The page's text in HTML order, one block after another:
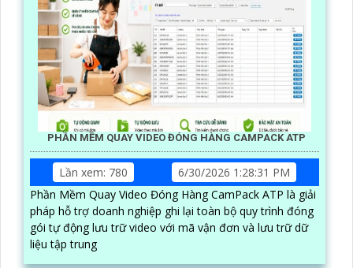
PHẦN MỀM QUAY VIDEO ĐÓNG HÀNG CAMPACK ATP
Lần xem: 780
6/30/2026 1:28:31 PM
Phần Mềm Quay Video Đóng Hàng CamPack ATP là giải
pháp hỗ trợ doanh nghiệp ghi lại toàn bộ quy trình đóng
gói tự động lưu trữ video với mã vận đơn và lưu trữ dữ
liệu tập trung